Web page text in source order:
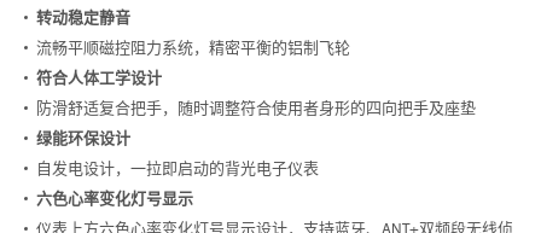
转动稳定静音
流畅平顺磁控阻力系统，精密平衡的铝制飞轮
符合人体工学设计
防滑舒适复合把手，随时调整符合使用者身形的四向把手及座垫
绿能环保设计
自发电设计，一拉即启动的背光电子仪表
六色心率变化灯号显示